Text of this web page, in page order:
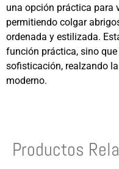
una opción práctica para
permitiendo colgar
ordenada y estilizada.
función práctica, sino
sofisticación, realzando
moderno.
Productos